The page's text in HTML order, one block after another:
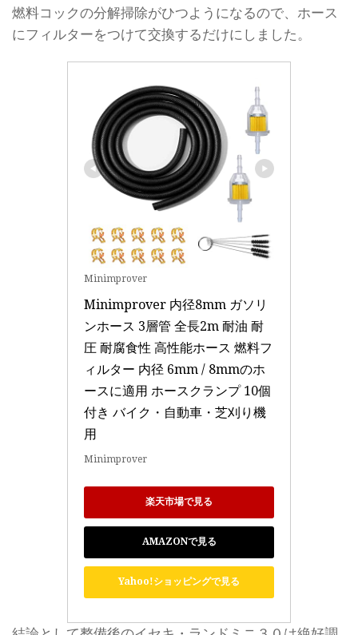
燃料コックの分解掃除がひつようになるので、ホース
にフィルターをつけて交換するだけにしました。
Minimprover
Minimprover 内径8mm ガソリ
ンホース 3層管 全長2m 耐油 耐
圧 耐腐食性 高性能ホース 燃料フ
ィルター 内径 6mm / 8mmのホ
ースに適用 ホースクランプ 10個
付き バイク・自動車・芝刈り機
用
Minimprover
楽天市場で見る
AMAZONで見る
Yahoo!ショッピングで見る